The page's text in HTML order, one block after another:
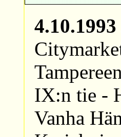
4.10.1993
IX:n tie -
Vanha